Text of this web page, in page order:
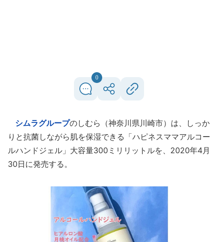
0
シムラグループのしむら（神奈川県川崎市）は、しっか
りと抗菌しながら肌を保湿できる「ハピネスママアルコー
ルハンドジェル」大容量300ミリリットルを、2020年4月
30日に発売する。